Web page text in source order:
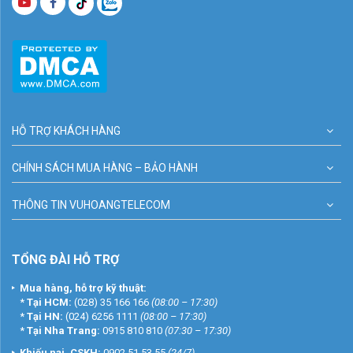
HỖ TRỢ KHÁCH HÀNG
CHÍNH SÁCH MUA HÀNG – BẢO HÀNH
THÔNG TIN VUHOANGTELECOM
TỔNG ĐÀI HỖ TRỢ
Mua hàng, hỗ trợ kỹ thuật:
* Tại HCM: (028) 35 166 166 (08:00 – 17:30)
* Tại HN: (024) 6256 1111 (08:00 – 17:30)
* Tại Nha Trang: 0915 810 810 (07:30 – 17:30)